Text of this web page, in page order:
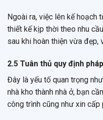
Ngoài ra, việc lên kế hoạch
thiết kế kịp thời theo nhu
sau khi hoàn thiện vừa
2.5 Tuân thủ quy định
Đây là yếu tố quan trọng
nhà kho thành nhà ở, bạn
công trình cũng như xin cấp